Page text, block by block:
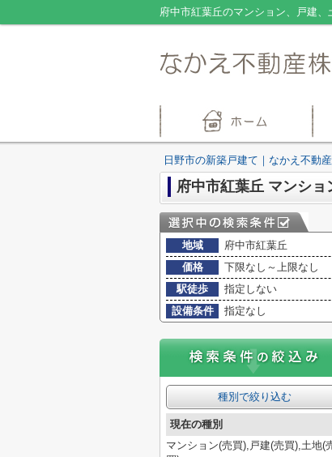
府中市紅葉丘のマンション、戸建
日野市の新築戸建て｜なかえ不動
府中市紅葉丘 マンシ
地域
府中市紅葉丘
価格
下限なし～上限なし
駅徒歩
指定しない
設備条件
指定なし
種別で絞り込む
現在の種別
マンション(売買),戸建(売買),土地(